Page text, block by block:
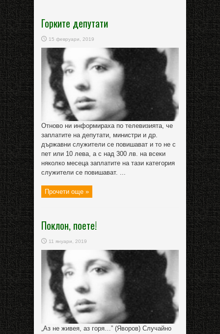
Горките депутати
15 февруари, 2019
Отново ни информираха по телевизията, че
заплатите на депутати, министри и др.
държавни служители се повишават и то не с
пет или 10 лева, а с над 300 лв. на всеки
няколко месеца заплатите на тази категория
служители се повишават. ...
Прочети още »
Поклон, поете!
11 януари, 2019
„Аз не живея, аз горя…” (Яворов) Случайно